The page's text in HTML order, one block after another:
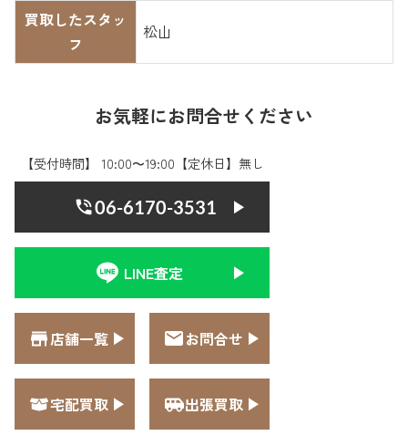
買取したスタッ
フ
松山
お気軽にお問合せください
【受付時間】 10:00〜19:00【定休日】無し
06-6170-3531
LINE査定
店舗一覧 お問合せ
宅配買取 出張買取